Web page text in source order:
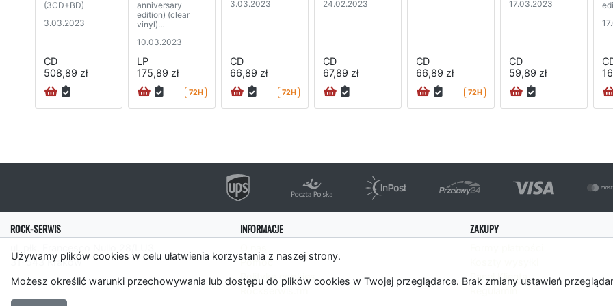
Używamy plików cookies w celu ułatwienia korzystania z naszej strony.
Możesz określić warunki przechowywania lub dostępu do plików cookies w Twojej przeglądarce. Brak zmiany ustawień
(3CD+BD)
3.03.2023
CD
508,89 zł
anniversary
edition) (clear
vinyl)
10.03.2023
LP
175,89 zł
72H
3.03.2023
CD
66,89 zł
72H
24.02.2023
CD
67,89 zł
CD
66,89 zł
72H
17.03.2023
CD
59,89 zł
ROCK-SERWIS
31-543 Kraków
INFORMACJE
Pomoc
Polityka cookies
Rockserwis.fm
ZAKUPY
Panel Klienta
Regulamin